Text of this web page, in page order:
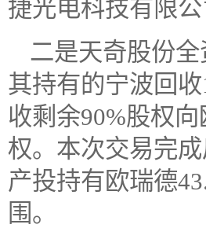
捷光电科技有限
二是天奇股份
其持有的宁波回
收剩余90%股权
权。本次交易完
产投持有欧瑞德
围。